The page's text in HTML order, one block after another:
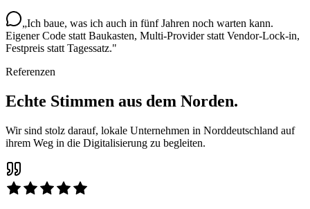
„Ich baue, was ich auch in fünf Jahren noch warten kann.
Eigener Code statt Baukasten, Multi-Provider statt Vendor-Lock-in,
Festpreis statt Tagessatz."
Referenzen
Echte Stimmen aus dem Norden.
Wir sind stolz darauf, lokale Unternehmen in Norddeutschland auf
ihrem Weg in die Digitalisierung zu begleiten.